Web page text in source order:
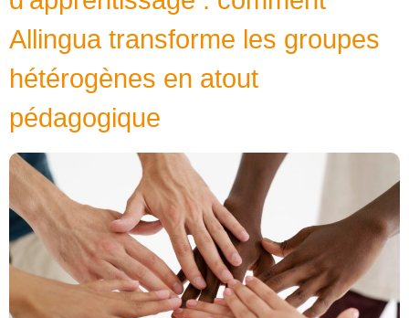
Allingua transforme les groupes
hétérogènes en atout
pédagogique